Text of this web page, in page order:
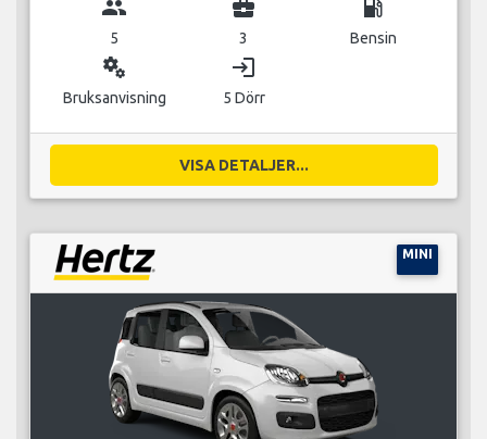
group
5
business_center
3
local_gas_station
Bensin
miscellaneous_services
Bruksanvisning
login
5 Dörr
VISA DETALJER...
MINI